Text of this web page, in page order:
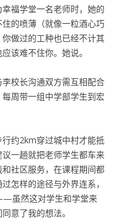
福学堂一名老师时，她的
的喷薄（就像一粒酒心巧
做过的工种也已经不计其
该难不住你。她说。
校长沟通双方需互相配合
周带一组中学部学生到宏
约2km穿过城中村才能抵
一趟就把老师学生都车来
社区服务，在课程期间都
怎样的途径与外界连系，
虽然这对学生和学堂来
意了我的想法。